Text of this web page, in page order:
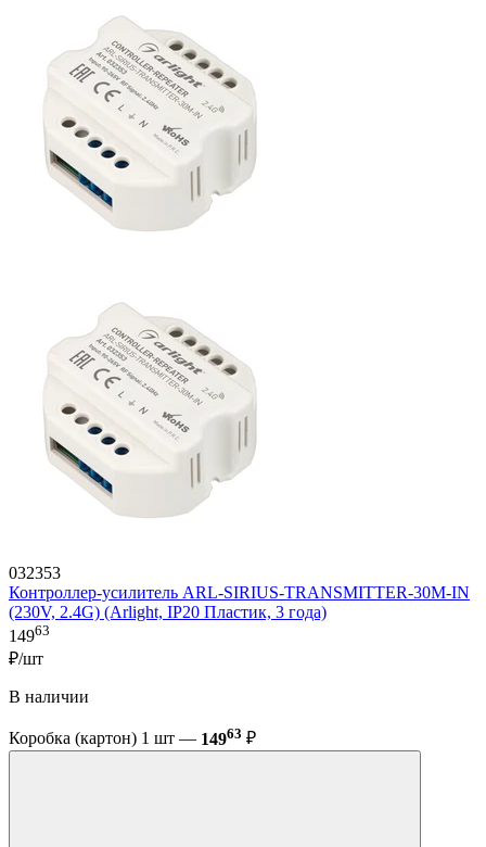
032353
Контроллер-усилитель ARL-SIRIUS-TRANSMITTER-30M-IN
(230V, 2.4G) (Arlight, IP20 Пластик, 3 года)
14963
₽/шт
В наличии
Коробка (картон) 1 шт — 14963 ₽